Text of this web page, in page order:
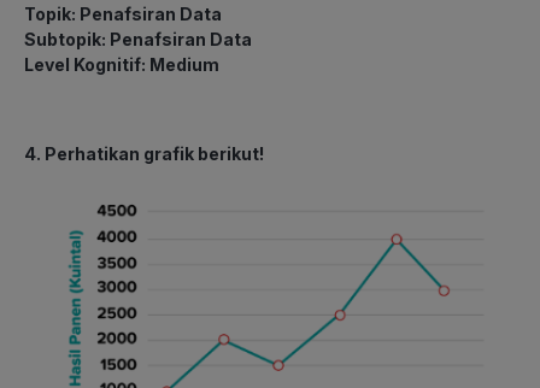
Topik: Penafsiran Data
Subtopik: Penafsiran Data
Level Kognitif: Medium
4. Perhatikan grafik berikut!